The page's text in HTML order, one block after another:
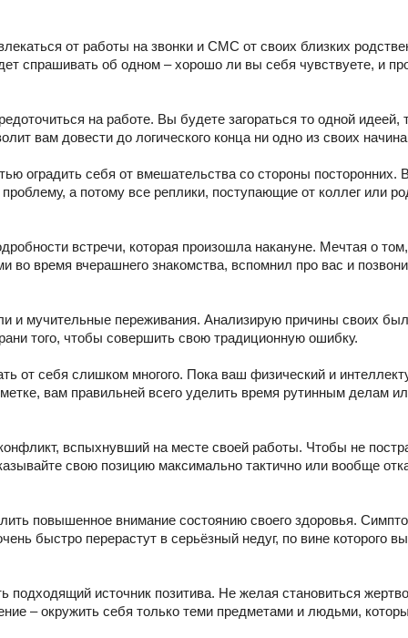
от работы на звонки и СМС от своих близких
спрашивать об одном – хорошо ли вы себя чувствуете, и
на работе. Вы будете загораться то одной идеей,
вам довести до логического конца ни одно из своих
оградить себя от вмешательства со стороны
а потому все реплики, поступающие от коллег или
встречи, которая произошла накануне. Мечтая о
во время вчерашнего знакомства, вспомнил про вас и
и мучительные переживания. Анализирую причины своих
того, чтобы совершить свою традиционную ошибку.
от себя слишком многого. Пока ваш физический и
вам правильней всего уделить время рутинным делам
вспыхнувший на месте своей работы. Чтобы не
свою позицию максимально тактично или вообще
повышенное внимание состоянию своего здоровья.
быстро перерастут в серьёзный недуг, по вине которого
подходящий источник позитива. Не желая становиться
– окружить себя только теми предметами и людьми,